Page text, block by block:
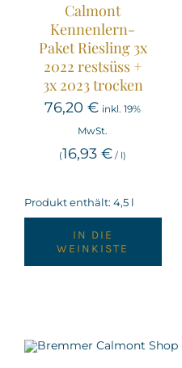
Calmont
Kennenlern-
Paket Riesling 3x
2022 restsüss +
3x 2023 trocken
76,20€ inkl. 19%
MwSt.
(16,93€ / l)
Produkt enthält: 4,5 l
IN DIE
WEINKISTE